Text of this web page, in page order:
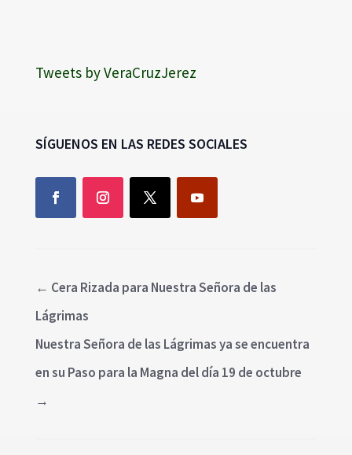
Tweets by VeraCruzJerez
SÍGUENOS EN LAS REDES SOCIALES
← Cera Rizada para Nuestra Señora de las
Lágrimas
Nuestra Señora de las Lágrimas ya se encuentra
en su Paso para la Magna del día 19 de octubre
→